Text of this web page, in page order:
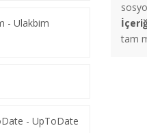
tam
- Ulakbim
- UpToDate